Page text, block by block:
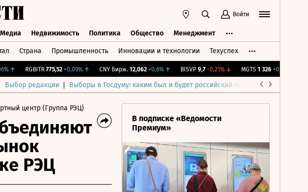
Войти
Медиа Недвижимость Политика Общество Менеджмент
Страна Промышленность Инновации и технологии Техуспех
↑ RGBITR 775,52 +0,09%↑ CNY Бирж. 12,062 +0,6%↑ BISVP 9,7 -0,21%↓ MGTS 1 326 +0,91%
Выбор редакции Выборы в Госдуму: каким был и будет российский парламент
центр (Группа РЭЦ)
РЭЦ
В подписке «Ведомости
Премиум»